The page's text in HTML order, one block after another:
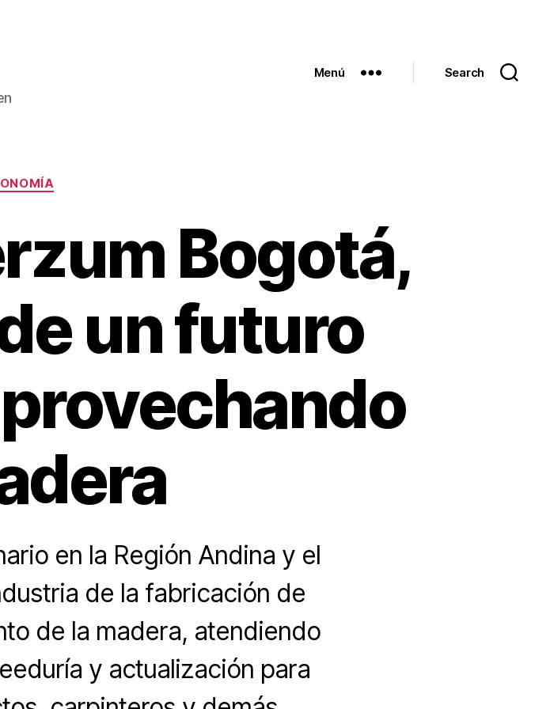
Menú Search
Categorías
Bogotá,
un futuro
en la Región Andina y el
de la fabricación de
de la madera, atendiendo
y actualización para